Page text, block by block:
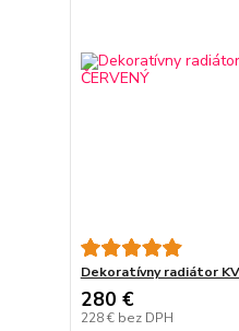
Dekoratívny radiátor
280 €
228 € bez DPH